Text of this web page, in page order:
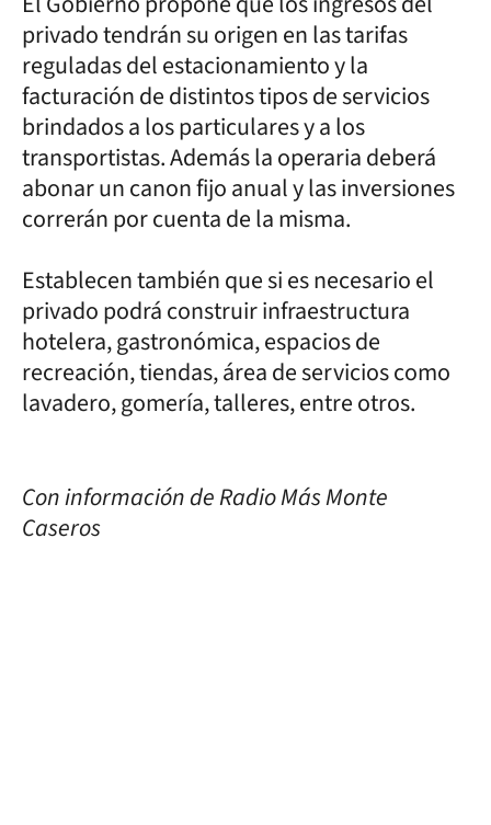
privado tendrán su origen en las tarifas
reguladas del estacionamiento y la
facturación de distintos tipos de servicios
brindados a los particulares y a los
transportistas. Además la operaria deberá
abonar un canon fijo anual y las inversiones
correrán por cuenta de la misma.
Establecen también que si es necesario el
privado podrá construir infraestructura
hotelera, gastronómica, espacios de
recreación, tiendas, área de servicios como
lavadero, gomería, talleres, entre otros.
Con información de Radio Más Monte
Caseros